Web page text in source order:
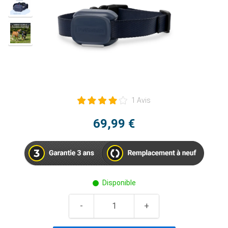
1 Avis
69,99 €
Disponible